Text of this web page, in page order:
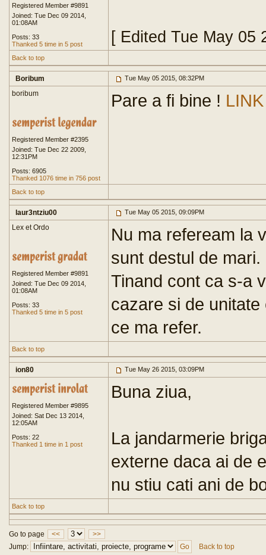
Registered Member #9891
Joined: Tue Dec 09 2014,
01:08AM
Posts: 33
Thanked 5 time in 5 post
[ Edited Tue May 05
Back to top
Boribum Tue May 05 2015, 08:32PM
boribum
Registered Member #2395
Joined: Tue Dec 22 2009,
12:31PM
Posts: 6905
Thanked 1076 time in 756 post
Pare a fi bine ! LINK
Back to top
laur3ntziu00 Tue May 05 2015, 09:09PM
Lex et Ordo
Registered Member #9891
Joined: Tue Dec 09 2014,
01:08AM
Posts: 33
Thanked 5 time in 5 post
Nu ma refeream la
sunt destul de mari.
Tinand cont ca s-a
cazare si de
ce ma refer.
Back to top
ion80 Tue May 26 2015, 03:09PM
Registered Member #9895
Joined: Sat Dec 13 2014,
12:05AM
Posts: 22
Thanked 1 time in 1 post
Buna ziua,
La jandarmerie
externe daca ai de
nu stiu cati ani de
Back to top
Go to page <<
>>
Jump:
Back to top